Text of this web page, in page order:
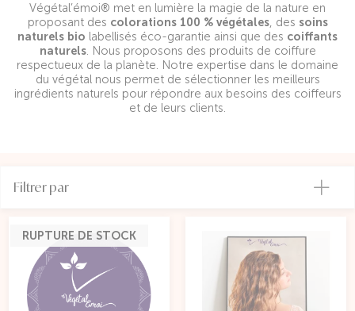
Végétal’émoi® met en lumière la magie de la nature en
proposant des colorations 100 % végétales, des soins
naturels bio labellisés éco-garantie ainsi que des coiffants
naturels. Nous proposons des produits de coiffure
respectueux de la planète. Notre expertise dans le domaine
du végétal nous permet de sélectionner les meilleurs
ingrédients naturels pour répondre aux besoins des coiffeurs
et de leurs clients.
Filtrer par
RUPTURE DE STOCK